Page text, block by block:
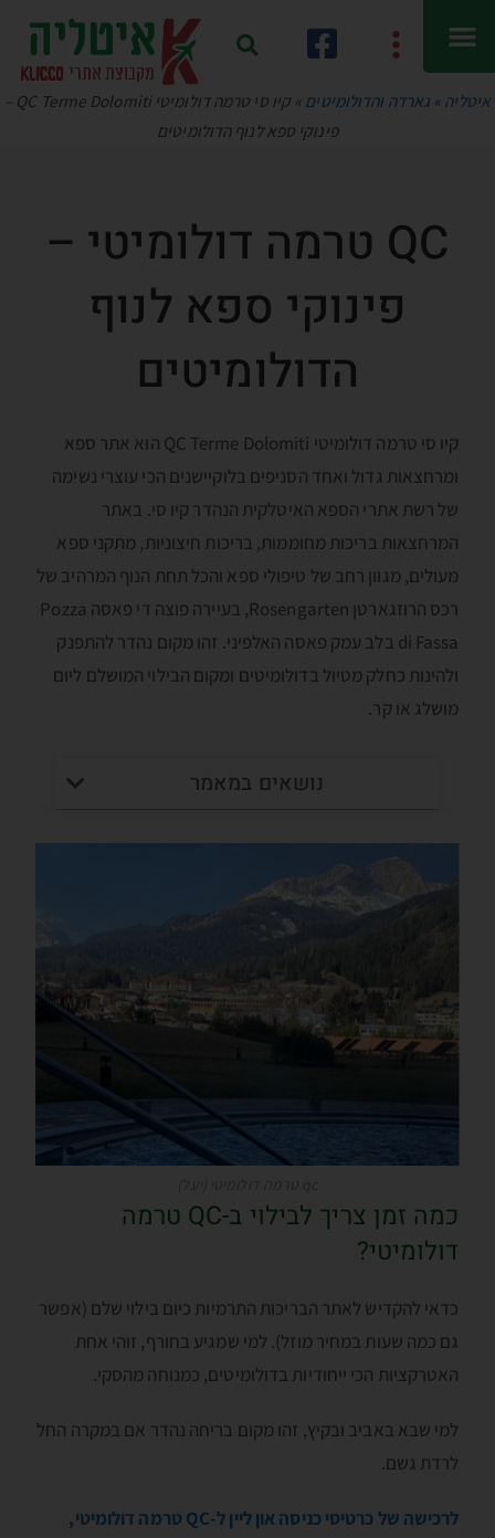
איטליה » גארדה והדולומיטים »
פינוקי ספא לנוף הדולומיטים
QC טרמה דולומיטי –
פינוקי ספא לנוף
הדולומיטים
קיו סי טרמה דולומיטי QC Terme Dolomiti הוא אתר ספא
ומרחצאות גדול ואחד הסניפים בלוקיישנים הכי עוצרי נשימה
של רשת אתרי הספא האיטלקית הנהדר קיו סי. באתר
המרחצאות בריכות מחוממות, בריכות חיצוניות, מתקני ספא
מעולים, מגוון רחב של טיפולי ספא והכל תחת הנוף המרהיב של
רכס הרוזגארטן Rosengarten, בעיירה פוצה די פאסה Pozza
di Fassa בלב עמק פאסה האלפיני. זהו מקום נהדר להתפנק
ולהינות כחלק מטיול בדולומיטים ומקום הבילוי המושלם ליום
מושלג או קר.
נושאים במאמר
כמה זמן צריך לבילוי ב-QC טרמה
דולומיטי?
כדאי להקדיש לאתר הבריכות התרמיות כיום בילוי שלם (אפשר
גם כמה שעות במחיר מוזל). למי שמגיע בחורף, זוהי אחת
האטרקציות הכי ייחודיות בדולומיטים, כמנוחה מהסקי.
למי שבא באביב ובקיץ, זהו מקום בריחה נהדר אם במקרה החל
לרדת גשם.
לרכישה של כרטיסי כניסה און ליין ל-QC טרמה דולומיטי,